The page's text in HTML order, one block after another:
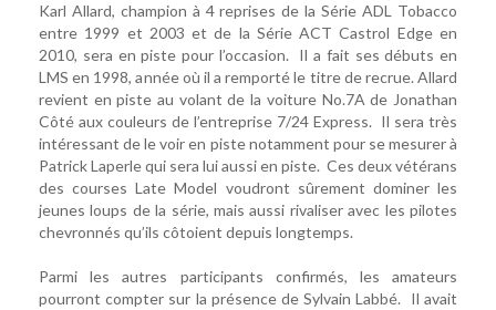
Karl Allard, champion à 4 reprises de la Série ADL Tobacco
entre 1999 et 2003 et de la Série ACT Castrol Edge en
2010, sera en piste pour l’occasion. Il a fait ses débuts en
LMS en 1998, année où il a remporté le titre de recrue. Allard
revient en piste au volant de la voiture No.7A de Jonathan
Côté aux couleurs de l’entreprise 7/24 Express. Il sera très
intéressant de le voir en piste notamment pour se mesurer à
Patrick Laperle qui sera lui aussi en piste. Ces deux vétérans
des courses Late Model voudront sûrement dominer les
jeunes loups de la série, mais aussi rivaliser avec les pilotes
chevronnés qu’ils côtoient depuis longtemps.
Parmi les autres participants confirmés, les amateurs
pourront compter sur la présence de Sylvain Labbé. Il avait